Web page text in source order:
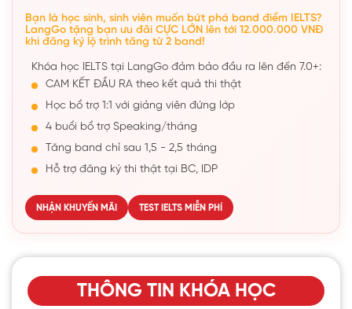
Bạn là học sinh, sinh viên muốn bứt phá band điểm IELTS?
LangGo tặng bạn ưu đãi CỰC LỚN lên tới 12.000.000 VNĐ
khi đăng ký lộ trình tăng từ 2 band!
Khóa học IELTS tại LangGo đảm bảo đầu ra lên đến 7.0+:
CAM KẾT ĐẦU RA theo kết quả thi thật
Học bổ trợ 1:1 với giảng viên đứng lớp
4 buổi bổ trợ Speaking/tháng
Tăng band chỉ sau 1,5 - 2,5 tháng
Hỗ trợ đăng ký thi thật tại BC, IDP
NHẬN KHUYẾN MÃI TEST IELTS MIỄN PHÍ
THÔNG TIN KHÓA HỌC